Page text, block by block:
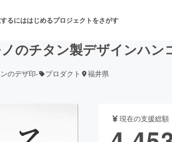
るにははじめるプロジェクトをさがす
舞台・パフォーマンス
のチタン製デザインハン
のデザ印- プロダクト 福井県
現在の支援総額